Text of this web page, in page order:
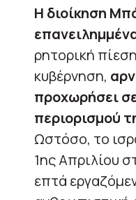
Η διοίκηση
ρητορική
κυβέρνηση,
προχωρήσει
περιορισμού
Ωστόσο, το
1ης Απριλίου
επτά